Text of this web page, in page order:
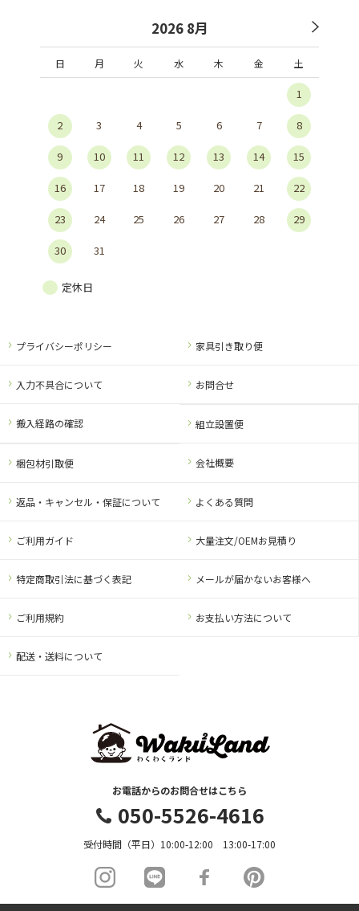
2026 8月
日 月 火 水 木 金 土
1
2 3 4 5 6 7 8
9 10 11 12 13 14 15
16 17 18 19 20 21 22
23 24 25 26 27 28 29
30 31
定休日
お電話からのお問合せはこちら
050-5526-4616
受付時間（平日）10:00-12:00 13:00-17:00
組立設置便
ご利用ガイド
ご利用規約
会社概要
大量注文/OEMお見積り
お支払い方法について
よくある質問
特定商取引法に基づく表記
配送・送料について
梱包材引取便
メールが届かないお客様へ
返品・キャンセル・保証について
プライバシーポリシー 家具引き取り便
入力不具合について お問合せ
搬入経路の確認